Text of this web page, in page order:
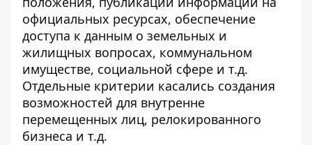
официальных ресурсах, обеспечение
доступа к данным о земельных и
жилищных вопросах, коммунальном
имуществе, социальной сфере и т.д.
Отдельные критерии касались создания
возможностей для внутренне
перемещенных лиц, релокированного
бизнеса и т.д.